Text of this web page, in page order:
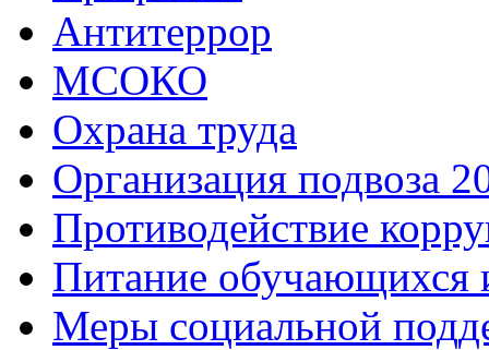
Антитеррор
МСОКО
Охрана труда
Организация подвоза
Противодействие
Питание обучающихся
Меры социальной